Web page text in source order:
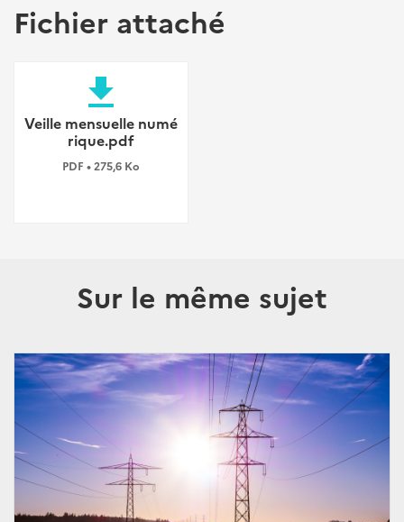
Fichier attaché
file_download
Veille mensuelle numé
rique.pdf
PDF • 275,6 Ko
Sur le même sujet